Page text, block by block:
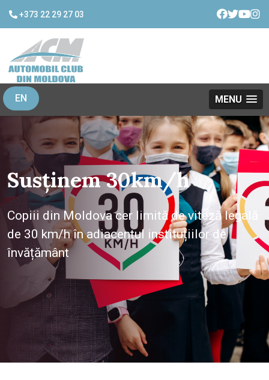
+373 22 29 27 03
EN MENU
Susținem 30km/h
Copiii din Moldova cer limită de viteză legală
de 30 km/h în adiacentul instituțiilor de
învățământ
ACM a primit premiul
FIA
Automobil Club din Moldova câștigă Premiul
Președintelui FIA pentru Siguranța Rutieră.
Automobil Club din Moldova (ACM), a primit
prestigiosul Premiu Președintelui FIA pentru
Siguranța Rutieră la Adunarea Generală
Anuală FIA din 2023, care a avut loc la Baku,
Azerbaijan.